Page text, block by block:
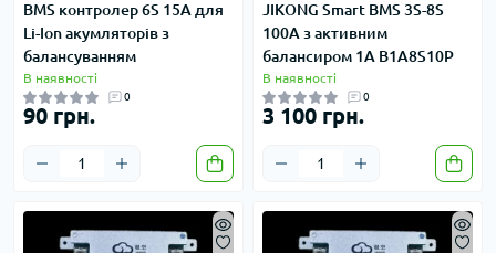
BMS контролер 6S 15A для
Li-Ion акумляторів з
балансуванням
В наявності
0
90 грн.
JIKONG Smart BMS 3S-8S
100A з активним
балансиром 1A B1A8S10P
В наявності
0
3 100 грн.